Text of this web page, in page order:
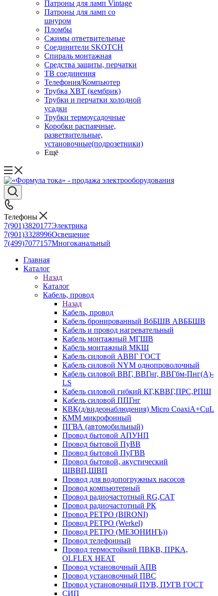
Патроны для ламп Vintage
Патроны для ламп со
шнуром
Пломбы
Сжимы ответвительные
Соединители SKOTCH
Спираль монтажная
Средства защиты, перчатки
ТВ соединения
Телефония/Компьютер
Трубка ХВТ (кембрик)
Трубки и перчатки холодной
усадки
Трубки термоусадочные
Коробки распаячные,
разветвительные,
установочные(подрозетники)
Ещё
Телефоны
7(901)3820177Электрика
7(901)3328996Освещение
7(499)7077157Многоканальный
Главная
Каталог
Назад
Каталог
Кабель, провод
Назад
Кабель, провод
Кабель бронированный ВбБШВ АВББШВ
Кабель и провод нагревательный
Кабель монтажный МГШВ
Кабель монтажный МКШ
Кабель силовой АВВГ ГОСТ
Кабель силовой NYM однопроволочный
Кабель силовой ВВГ, ВВГнг, ВВГбм-Пнг(А)-
LS
Кабель силовой гибкий КГ,КВВГ,ПРС,РПШ
Кабель силовой ППГнг
КВК(д/видеонаблюдения) Micro CoaxiA+CuL
КММ микрофонный
ПГВА (автомобильный)
Провод бытовой АПУНП
Провод бытовой ПуВВ
Провод бытовой ПуГВВ
Провод бытовой, акустический
ШВВП,ШВП
Провод для водопогружных насосов
Провод компьютерный
Провод радиочастотный RG,САТ
Провод радиочастотный РК
Провод РЕТРО (BIRONI)
Провод РЕТРО (Werkel)
Провод РЕТРО (МЕЗОНИНЪ))
Провод телефонный
Провод термостойкий ПВКВ, ПРКА,
OLFLEX HEAT
Провод установочный АПВ
Провод установочный ПВС
Провод установочный ПУВ, ПУГВ ГОСТ
СИП